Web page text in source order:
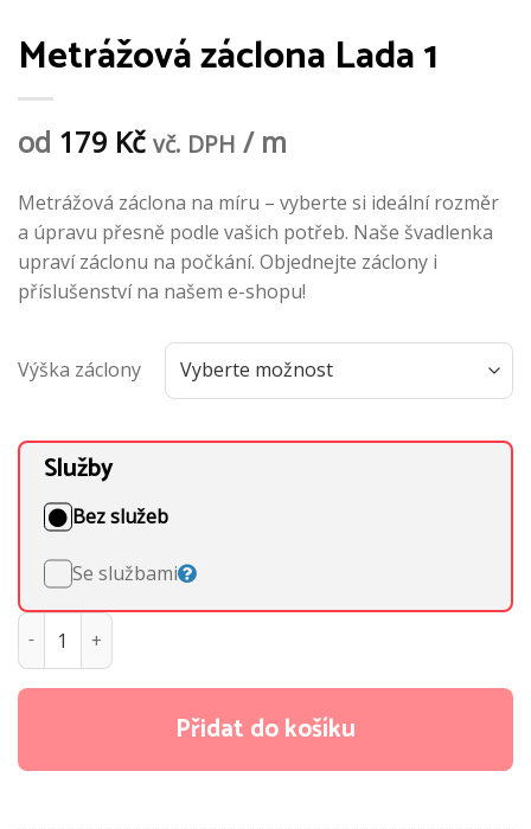
Metrážová záclona Lada 1
od 179 Kč vč. DPH / m
Metrážová záclona na míru – vyberte si ideální rozměr
a úpravu přesně podle vašich potřeb. Naše švadlenka
upraví záclonu na počkání. Objednejte záclony i
příslušenství na našem e-shopu!
Výška záclony
Služby
Bez služeb
Se službami
Metrážová záclona Lada 1 množství
Přidat do košíku